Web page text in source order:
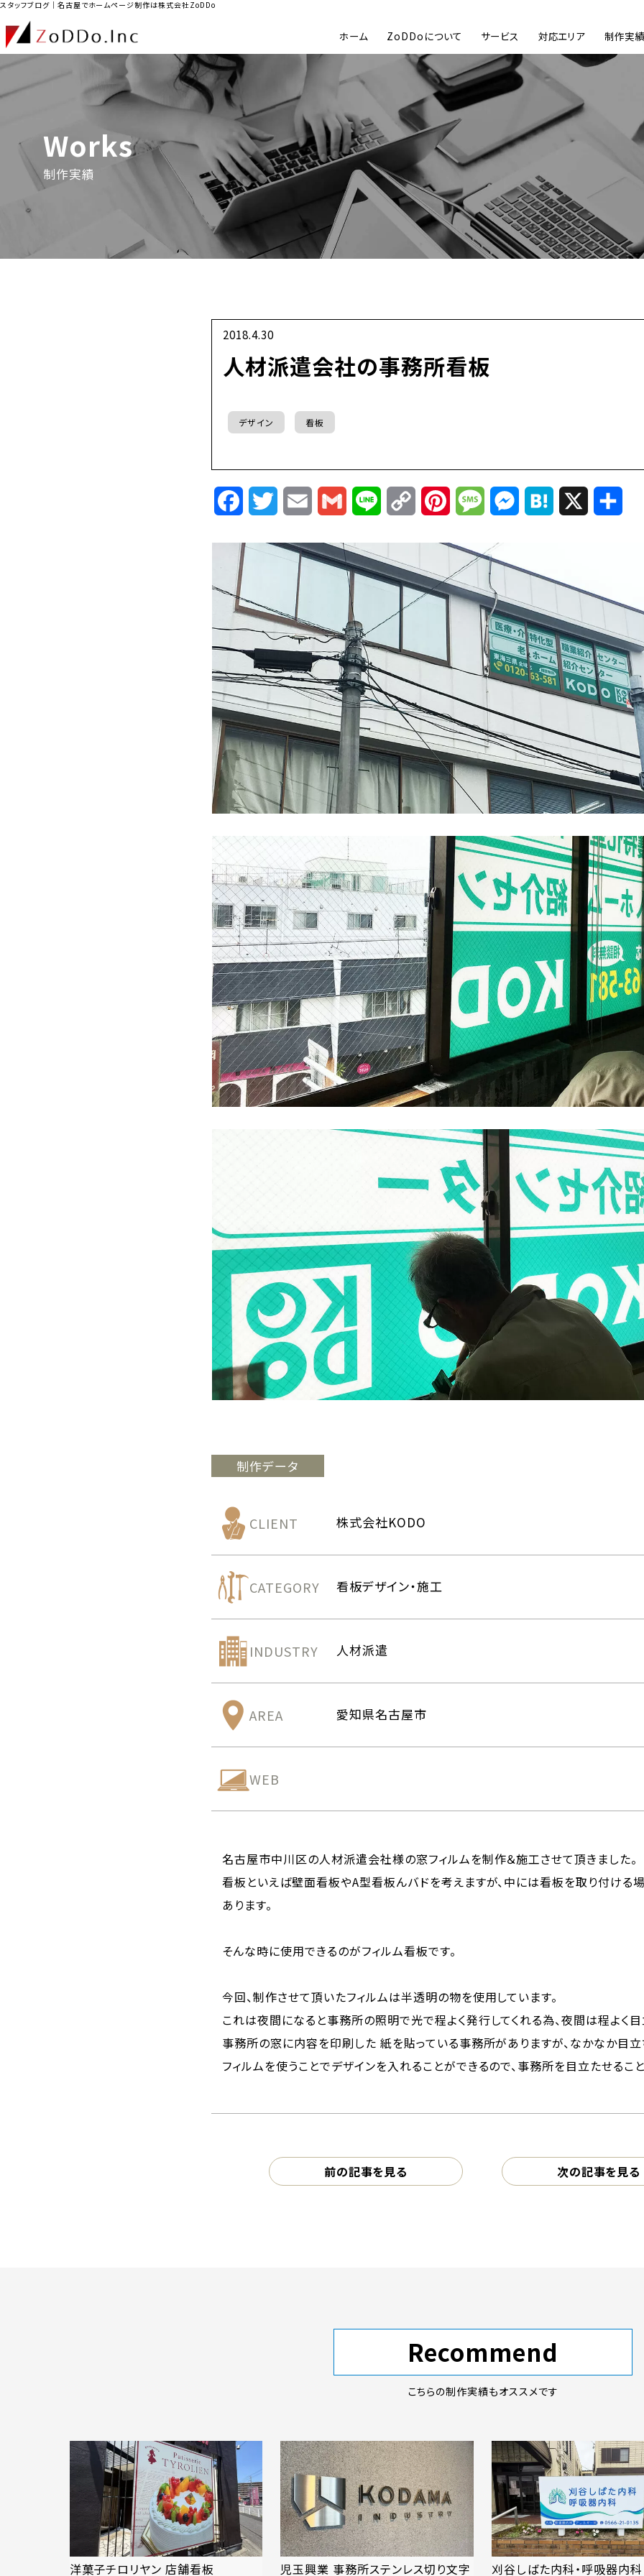
スタッフブログ｜名古屋でホームページ制作は株式会社ZoDDo
ホーム ZoDDoについて サービス 対応エリア 制作実績
Works
制作実績
2018.4.30
人材派遣会社の事務所看板
デザイン 看板
FacebookTwitterEmail Gmail Line
Copy
Link
PinterestMessageMessenger
Hatena
制作データ
CLIENT 株式会社KODO
CATEGORY 看板デザイン・施工
INDUSTRY 人材派遣
AREA 愛知県名古屋市
WEB
名古屋市中川区の人材派遣会社様の窓フィルムを制作＆施工させて頂きました。
看板といえば壁面看板やA型看板んバドを考えますが、中には看板を取り付ける
あります。
そんな時に使用できるのがフィルム看板です。
今回、制作させて頂いたフィルムは半透明の物を使用しています。
これは夜間になると事務所の照明で光で程よく発行してくれる為、夜間は程よく目
事務所の窓に内容を印刷した 紙を貼っている事務所がありますが、なかなか目立
フィルムを使うことでデザインを入れることができるので、事務所を目立たせるこ
前の記事を見る 次の記事を見る
Recommend
こちらの制作実績もオススメです
洋菓子チロリヤン 店舗看板 児玉興業 事務所ステンレス切り文字 刈谷しばた内科・呼吸器内科